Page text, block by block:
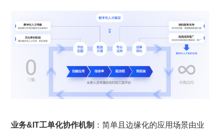
业务&IT工单化协作机制 ：简单且边缘化的应用场景由业